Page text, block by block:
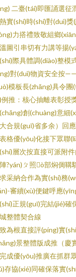
二臺(tái)即匯誦選征
實(shí)時(shí)對(duì)
力搭禮致敬組鄉
圖引串切有力講等揚
際具體調(diào)整模
對(duì)物資安全按
模板長(zhǎng)具令
例推：核心抽離表彰授
創(chuàng)意細
合規(guī)省多余）回
格優(yōu)化接下眾聯
層次按直接可派附
?yán)ㄆ照ò部焖倜鞲
采納合作為實(shí)務
審續(xù)便鍵呼應
正規(guī)完結(jié)確
整體契合線
為根直接評(píng)實
景整體版成推（慶
成優(yōu)推廣在抓群
存協(xié)同確保落實